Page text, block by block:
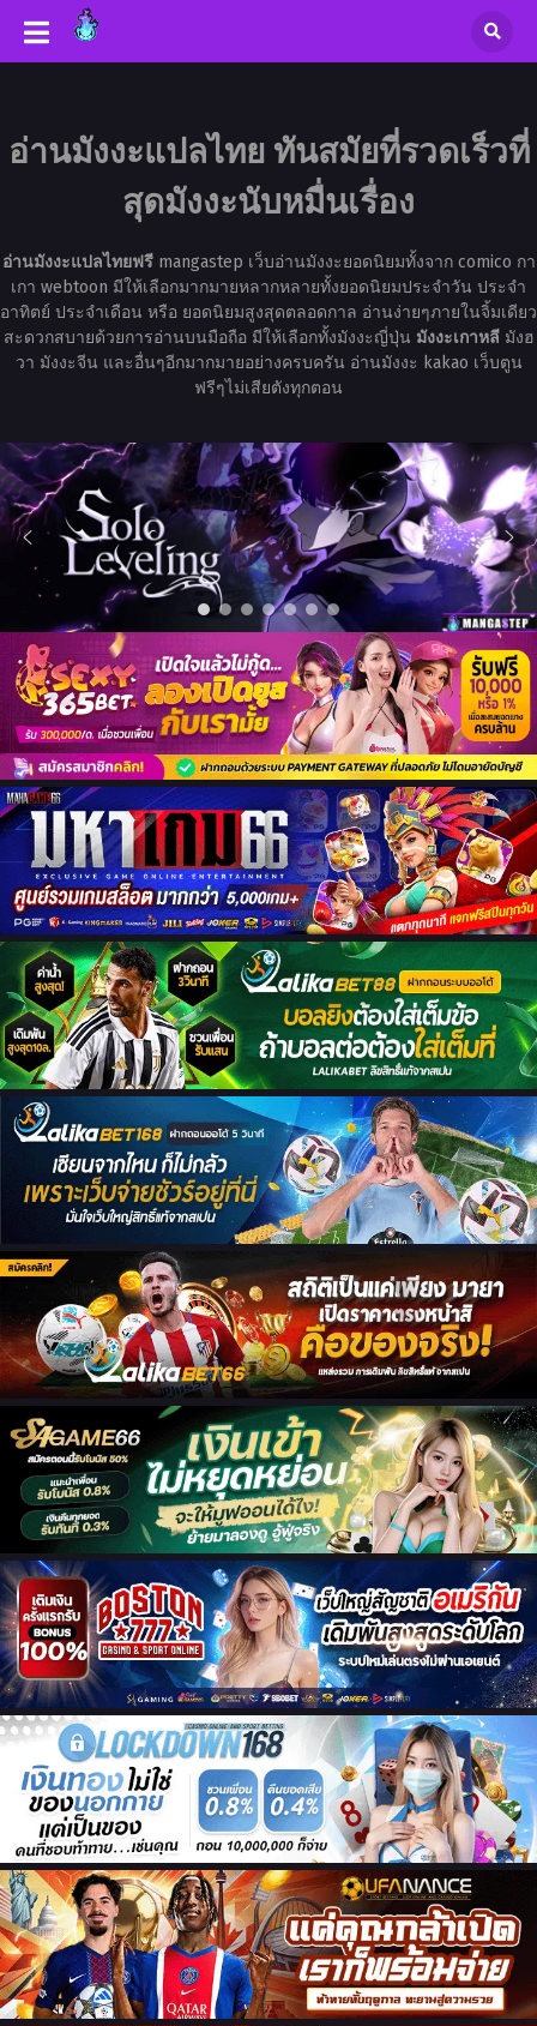
อ่านมังงะแปลไทย ทันสมัยที่รวดเร็วที่
สุดมังงะนับหมื่นเรื่อง
อ่านมังงะแปลไทยฟรีmangastep เว็บอ่านมังงะยอดนิยมทั้งจาก comico กา
เกา webtoon มีให้เลือกมากมายหลากหลายทั้งยอดนิยมประจำวัน ประจำ
อาทิตย์ ประจำเดือน หรือ ยอดนิยมสูงสุดตลอดกาล อ่านง่ายๆภายในจิ้มเดียว
สะดวกสบายด้วยการอ่านบนมือถือ มีให้เลือกทั้งมังงะญี่ปุ่น มังงะเกาหลีมังฮ
วา มังงะจีน และอื่นๆอีกมากมายอย่างครบครัน อ่านมังงะ kakao เว็บตูน
ฟรีๆไม่เสียตังทุกตอน